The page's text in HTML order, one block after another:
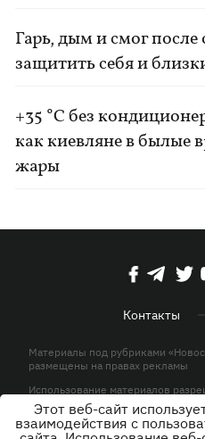
Гарь, дым и смог после
защитить себя и
+35 °C без
как киевляне в былые
жары
Контакты
Материалы под рубриками
размещены на правах рекламы
Использование материалов
активной гиперссылки на KP.UA в
© ООО «ЮЛАВ МЕДИА»,2026. Все
Этот веб-сайт
взаимодействия с